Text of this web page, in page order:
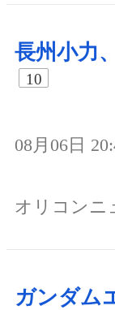
長州小力
10
08月06日
オリコンニ
ガンダム